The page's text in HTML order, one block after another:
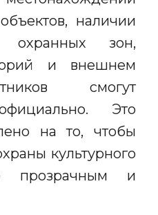
наличии
охранных зон,
и внешнем
смогут
Это
на то, чтобы
культурного
прозрачным и